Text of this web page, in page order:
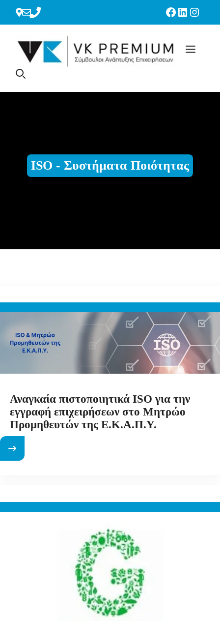
περιεχόμενο
Facebook
Linkedin
ISO - Συστήματα Ποιότητας
Αναγκαία πιστοποιητικά ISO για την
εγγραφή επιχειρήσεων στο Μητρώο
Προμηθευτών της Ε.Κ.Α.Π.Υ.